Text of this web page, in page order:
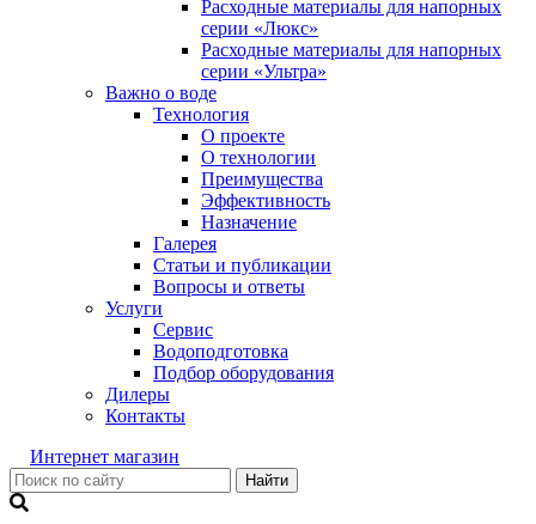
Расходные материалы для напорных
серии «Люкс»
Расходные материалы для напорных
серии «Ультра»
Важно о воде
Технология
О проекте
О технологии
Преимущества
Эффективность
Назначение
Галерея
Статьи и публикации
Вопросы и ответы
Услуги
Сервис
Водоподготовка
Подбор оборудования
Дилеры
Контакты
Интернет магазин